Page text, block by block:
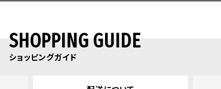
SHOPPING GUIDE
ショッピングガイド